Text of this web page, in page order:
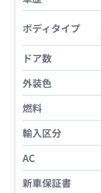
ボディタイプ
ドア数
外装色
燃料
輸入区分
AC
新車保証書